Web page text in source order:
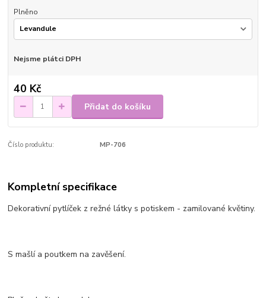
Plněno
Nejsme plátci DPH
40 Kč
Přidat do košíku
Číslo produktu: MP-706
Kompletní specifikace
Dekorativní pytlíček z režné látky s potiskem - zamilované květiny.
S mašlí a poutkem na zavěšení.